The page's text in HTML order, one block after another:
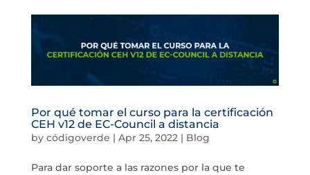
Por qué tomar el curso para la certificación
CEH v12 de EC-Council a distancia
by códigoverde | Apr 25, 2022| Blog
Para dar soporte a las razones por la que te